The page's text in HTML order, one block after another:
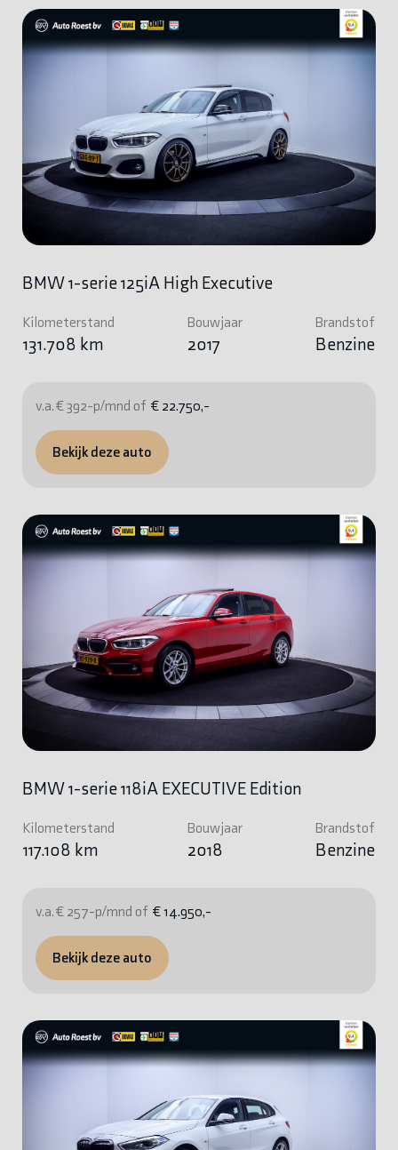
BMW 1-serie 125iA High Executive
Kilometerstand
131.708 km
Bouwjaar
2017
Brandstof
Benzine
v.a. € 392-p/mnd of € 22.750,-
Bekijk deze auto
BMW 1-serie 118iA EXECUTIVE Edition
Kilometerstand
117.108 km
Bouwjaar
2018
Brandstof
Benzine
v.a. € 257-p/mnd of € 14.950,-
Bekijk deze auto